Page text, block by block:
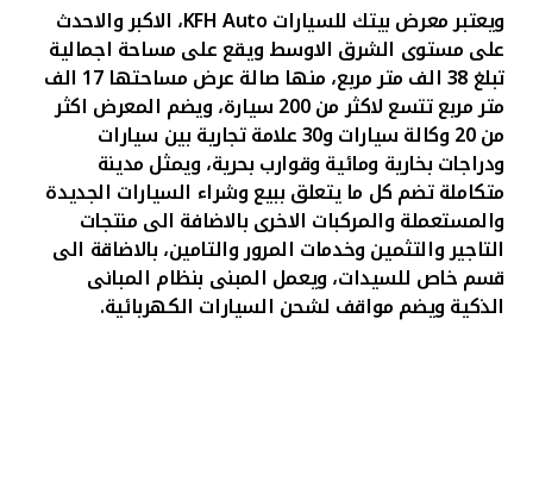
ويعتبر معرض بيتك للسياراتKFH Auto، الاكبر والاحدث
على مستوى الشرق الاوسط ويقع على مساحة اجمالية
تبلغ 38 الف متر مربع، منها صالة عرض مساحتها 17 الف
متر مربع تتسع لاكثر من 200 سيارة، ويضم المعرض اكثر
من 20 وكالة سيارات و30 علامة تجارية بين سيارات
ودراجات بخارية ومائية وقوارب بحرية، ويمثل مدينة
متكاملة تضم كل ما يتعلق ببيع وشراء السيارات الجديدة
والمستعملة والمركبات الاخرى بالاضافة الى منتجات
التاجير والتثمين وخدمات المرور والتامين، بالاضاقة الى
قسم خاص للسيدات، ويعمل المبنى بنظام المبانى
الذكية ويضم مواقف لشحن السيارات الكهربائية.